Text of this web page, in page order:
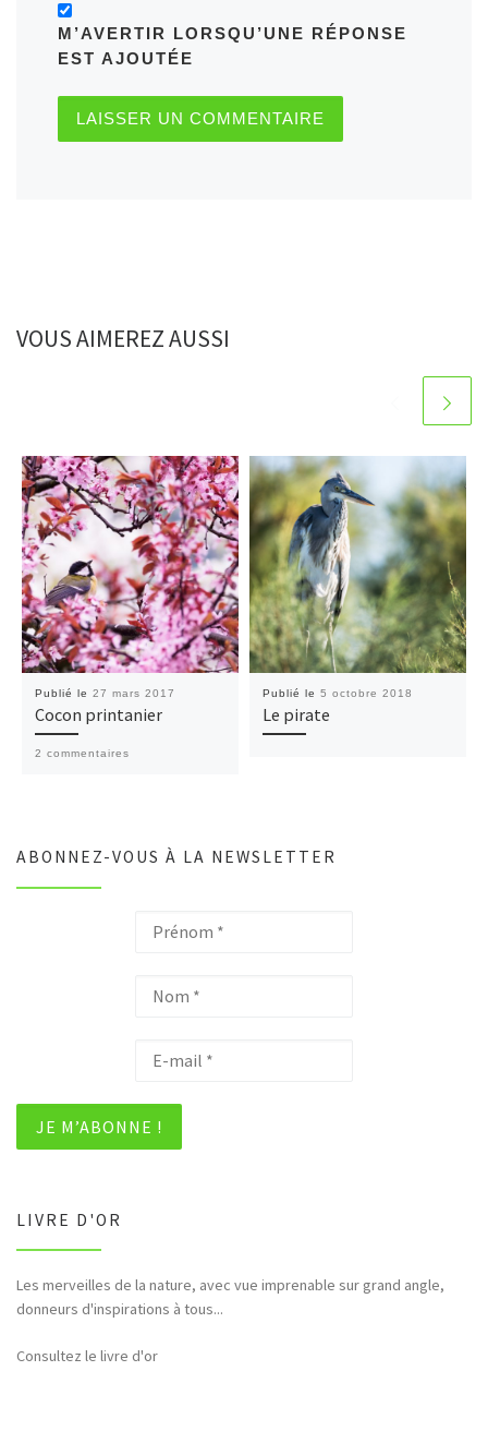
M’AVERTIR LORSQU’UNE RÉPONSE
EST AJOUTÉE
VOUS AIMEREZ AUSSI
Publié le 27 mars 2017
Cocon printanier
2 commentaires
Publié le 5 octobre 2018
Le pirate
ABONNEZ-VOUS À LA NEWSLETTER
LIVRE D'OR
Les merveilles de la nature, avec vue imprenable sur grand angle,
donneurs d'inspirations à tous...
Consultez le livre d'or